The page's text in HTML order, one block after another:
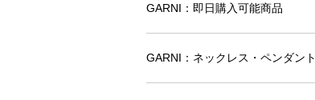
GARNI：即日購入可能商品
GARNI：ネックレス・ペンダント